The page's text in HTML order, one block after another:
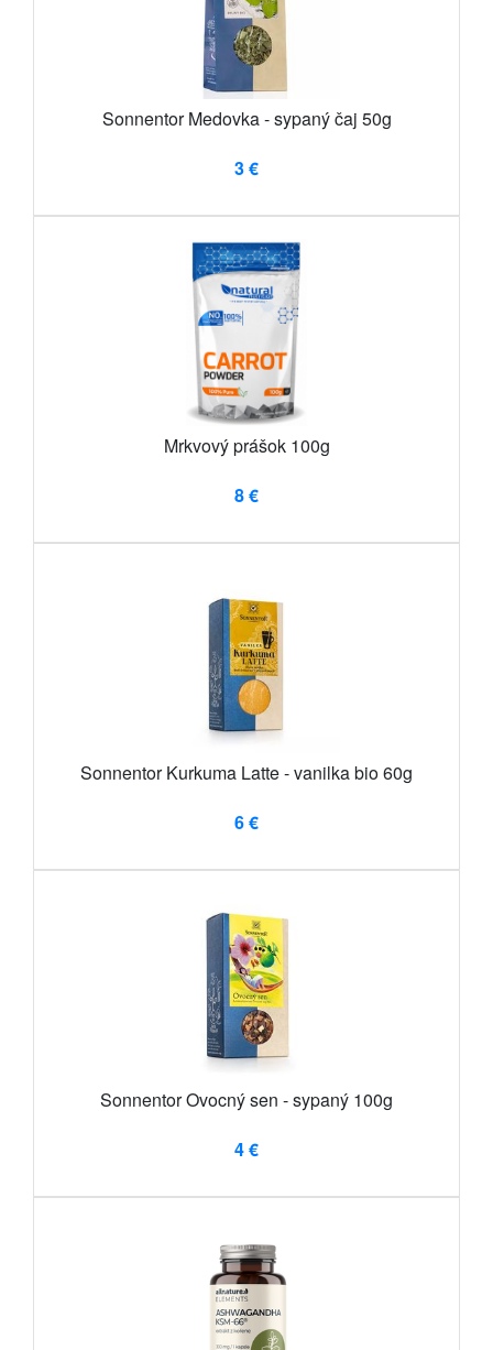
Sonnentor Medovka - sypaný čaj 50g
3 €
Mrkvový prášok 100g
8 €
Sonnentor Kurkuma Latte - vanilka bio 60g
6 €
Sonnentor Ovocný sen - sypaný 100g
4 €